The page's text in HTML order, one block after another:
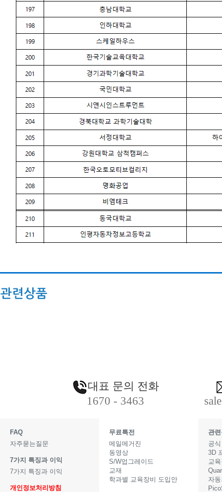
관련상품
대표 문의 전화
1670 - 3463
FAQ
자주묻는질문
7가지 특징과 이익
7가지 특징과 이익
개인정보처리방침
무료특전
메일메거진
동영상
S/W업그레이드
교재
학과별 교육장비 도입안
관
공
3D
교
자